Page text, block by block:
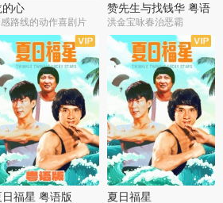
的心
路线的动作喜剧片
赞先生与找钱华 粤语
版
洪金宝咏春治恶霸
日福星 粤语版 夏日福星